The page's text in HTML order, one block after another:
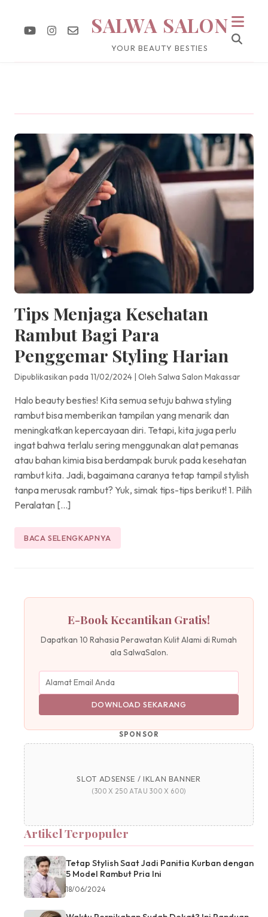
SALWA SALON
YOUR BEAUTY BESTIES
Tips Menjaga Kesehatan
Rambut Bagi Para
Penggemar Styling Harian
Dipublikasikan pada 11/02/2024 | Oleh Salwa Salon Makassar
Halo beauty besties! Kita semua setuju bahwa styling
rambut bisa memberikan tampilan yang menarik dan
meningkatkan kepercayaan diri. Tetapi, kita juga perlu
ingat bahwa terlalu sering menggunakan alat pemanas
atau bahan kimia bisa berdampak buruk pada kesehatan
rambut kita. Jadi, bagaimana caranya tetap tampil stylish
tanpa merusak rambut? Yuk, simak tips-tips berikut! 1. Pilih
Peralatan […]
BACA SELENGKAPNYA
E-Book Kecantikan Gratis!
Dapatkan 10 Rahasia Perawatan Kulit Alami di Rumah
ala SalwaSalon.
DOWNLOAD SEKARANG
SPONSOR
SLOT ADSENSE / IKLAN BANNER
(300 X 250 ATAU 300 X 600)
Artikel Terpopuler
Tetap Stylish Saat Jadi Panitia Kurban dengan
5 Model Rambut Pria Ini
18/06/2024